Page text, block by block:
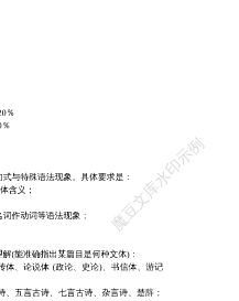
句式； 熟悉使动用法、意动用
象； 翻译试题规定的诗文词
本大纲所附精读、泛读篇目掌
体)： (1)古代散文的特殊文体分
、书信体、游记 体、寓言
府诗， 又是七言歌行，还属于
要类别：散文、诗歌、小说、戏
、说明文、议论文(此三种系按